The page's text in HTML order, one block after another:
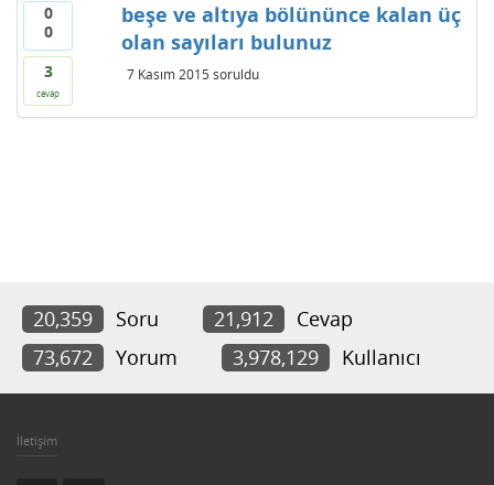
0
0
3
cevap
beşe ve altıya bölününce kalan üç
olan sayıları bulunuz
7 Kasım 2015 soruldu
20,359 Soru 21,912
Cevap
73,672
Yorum 3,978,129 Kullanıcı
İletişim